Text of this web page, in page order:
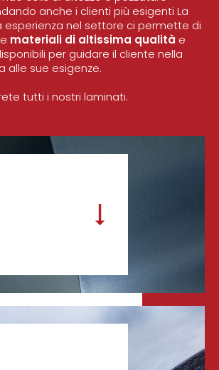
anche i clienti più esigenti La
nel settore ci permette di
materiali di altissima qualità e
per guidare il cliente nella
alle sue esigenze.
tutti i nostri laminati.